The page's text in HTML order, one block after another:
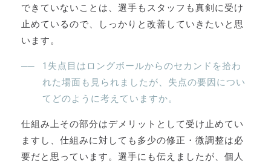
できていないことは、選手もスタッフも真剣に受け
止めているので、しっかりと改善していきたいと思
います。
1失点目はロングボールからのセカンドを拾わ
れた場面も見られましたが、失点の要因につい
てどのように考えていますか。
仕組み上その部分はデメリットとして受け止めてい
ますし、仕組みに対しても多少の修正・微調整は必
要だと思っています。選手にも伝えましたが、個人